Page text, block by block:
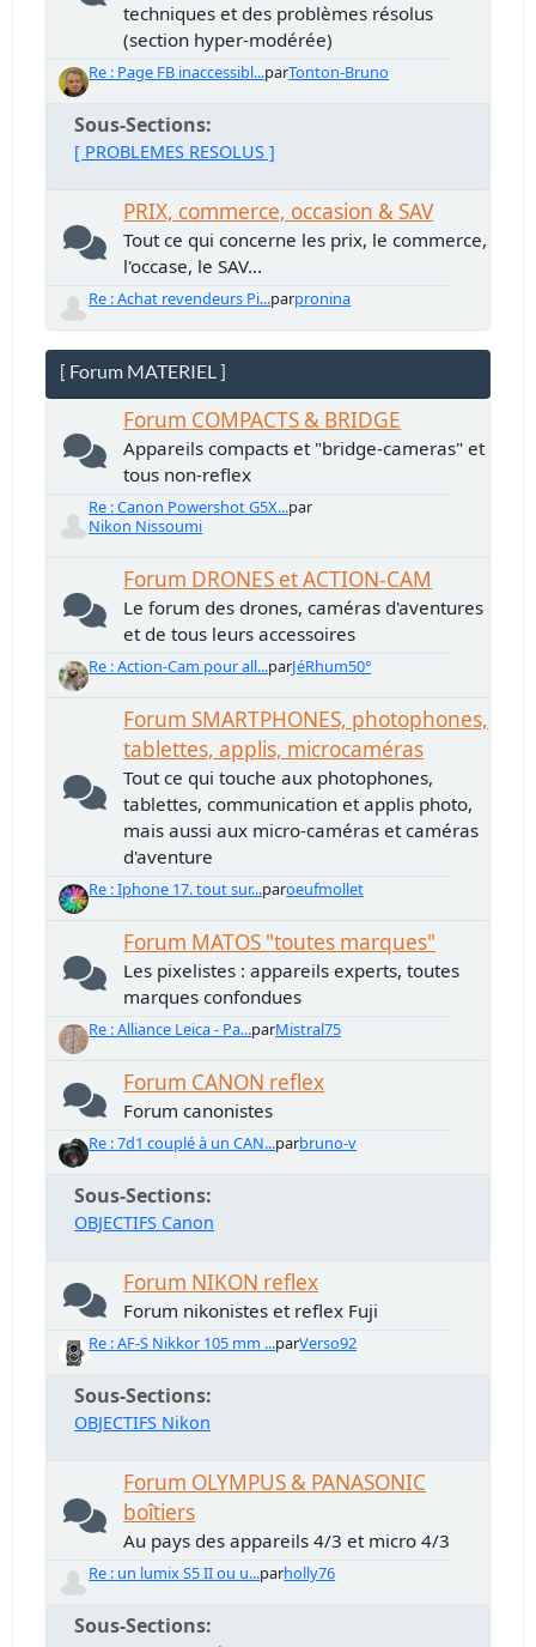
techniques et des problèmes résolus
(section hyper-modérée)
Re : Page FB inaccessibl...parTonton-Bruno
Sous-Sections
[ PROBLEMES RESOLUS ]
PRIX, commerce, occasion & SAV
Tout ce qui concerne les prix, le commerce,
l'occase, le SAV...
Re : Achat revendeurs Pi...parpronina
[ Forum MATERIEL ]
Forum COMPACTS & BRIDGE
Appareils compacts et "bridge-cameras" et
tous non-reflex
Re : Canon Powershot G5X...par
Nikon Nissoumi
Forum DRONES et ACTION-CAM
Le forum des drones, caméras d'aventures
et de tous leurs accessoires
Re : Action-Cam pour all...parJéRhum50°
Forum SMARTPHONES, photophones,
tablettes, applis, microcaméras
Tout ce qui touche aux photophones,
tablettes, communication et applis photo,
mais aussi aux micro-caméras et caméras
d'aventure
Re : Iphone 17. tout sur...paroeufmollet
Forum MATOS "toutes marques"
Les pixelistes : appareils experts, toutes
marques confondues
Re : Alliance Leica - Pa...parMistral75
Forum CANON reflex
Forum canonistes
Re : 7d1 couplé à un CAN...parbruno-v
Sous-Sections
OBJECTIFS Canon
Forum NIKON reflex
Forum nikonistes et reflex Fuji
Re : AF-S Nikkor 105 mm ...parVerso92
Sous-Sections
OBJECTIFS Nikon
Forum OLYMPUS & PANASONIC
boîtiers
Au pays des appareils 4/3 et micro 4/3
Re : un lumix S5 II ou u...parholly76
Sous-Sections